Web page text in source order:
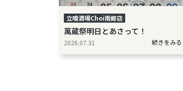
立喰酒場Choi南郷店
萬蔵祭明日とあさって！
2026.07.31 続きをみる